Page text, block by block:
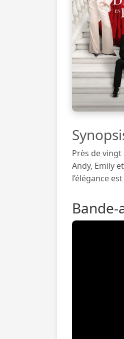
Près de
Andy, Emily
l’élégance
Bande-